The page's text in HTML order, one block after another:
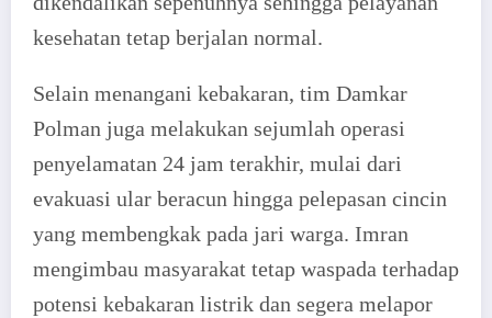
kesehatan tetap berjalan normal.
Selain menangani kebakaran, tim Damkar
Polman juga melakukan sejumlah operasi
penyelamatan 24 jam terakhir, mulai dari
evakuasi ular beracun hingga pelepasan cincin
yang membengkak pada jari warga. Imran
mengimbau masyarakat tetap waspada terhadap
potensi kebakaran listrik dan segera melapor